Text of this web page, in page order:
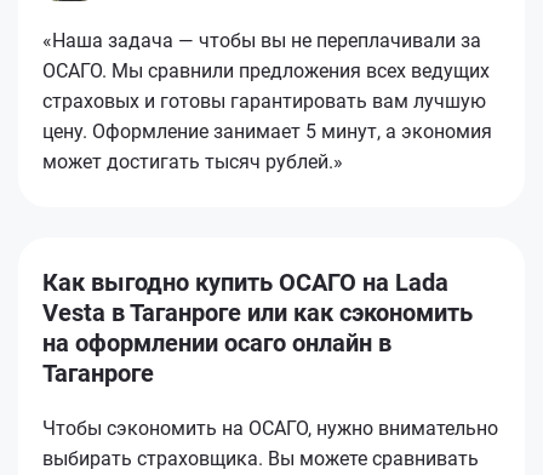
«Наша задача — чтобы вы не переплачивали за
ОСАГО. Мы сравнили предложения всех ведущих
страховых и готовы гарантировать вам лучшую
цену. Оформление занимает 5 минут, а экономия
может достигать тысяч рублей.»
Как выгодно купить ОСАГО на Lada
Vesta в Таганроге или как сэкономить
на оформлении осаго онлайн в
Таганроге
Чтобы сэкономить на ОСАГО, нужно внимательно
выбирать страховщика. Вы можете сравнивать